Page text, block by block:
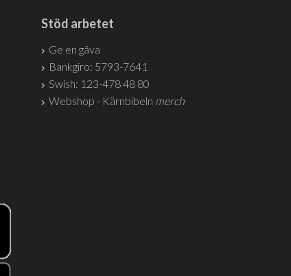
Stöd arbetet
Ge en gåva
Bankgiro: 5793-7641
Swish: 123-478 48 80
Webshop - Kärnbibeln merch